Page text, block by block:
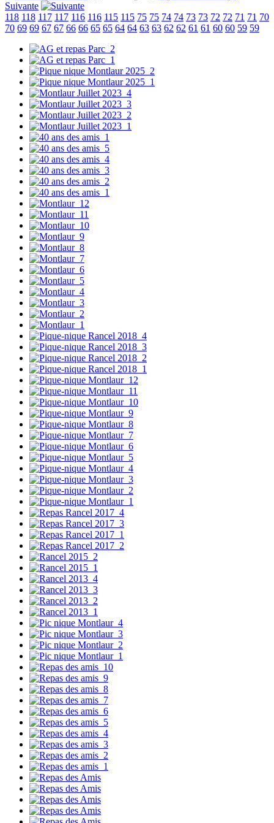
Suivante
118 118 117 117 116 116 115 115 75 75 74 74 73 73 72 72 71 71 70
70 69 69 67 67 66 66 65 65 64 64 63 63 62 62 61 61 60 60 59 59